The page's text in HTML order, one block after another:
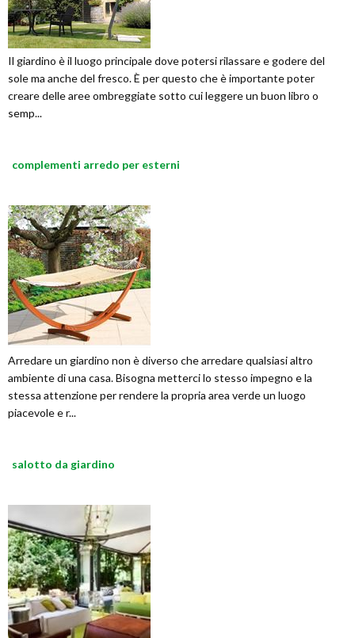
Il giardino è il luogo principale dove potersi rilassare e godere del
sole ma anche del fresco. È per questo che è importante poter
creare delle aree ombreggiate sotto cui leggere un buon libro o
semp...
complementi arredo per esterni
Arredare un giardino non è diverso che arredare qualsiasi altro
ambiente di una casa. Bisogna metterci lo stesso impegno e la
stessa attenzione per rendere la propria area verde un luogo
piacevole e r...
salotto da giardino